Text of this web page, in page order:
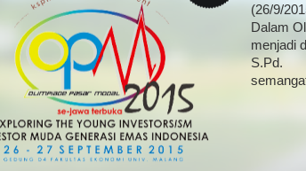
(26/9/
Dalam
menjadi
S.Pd.